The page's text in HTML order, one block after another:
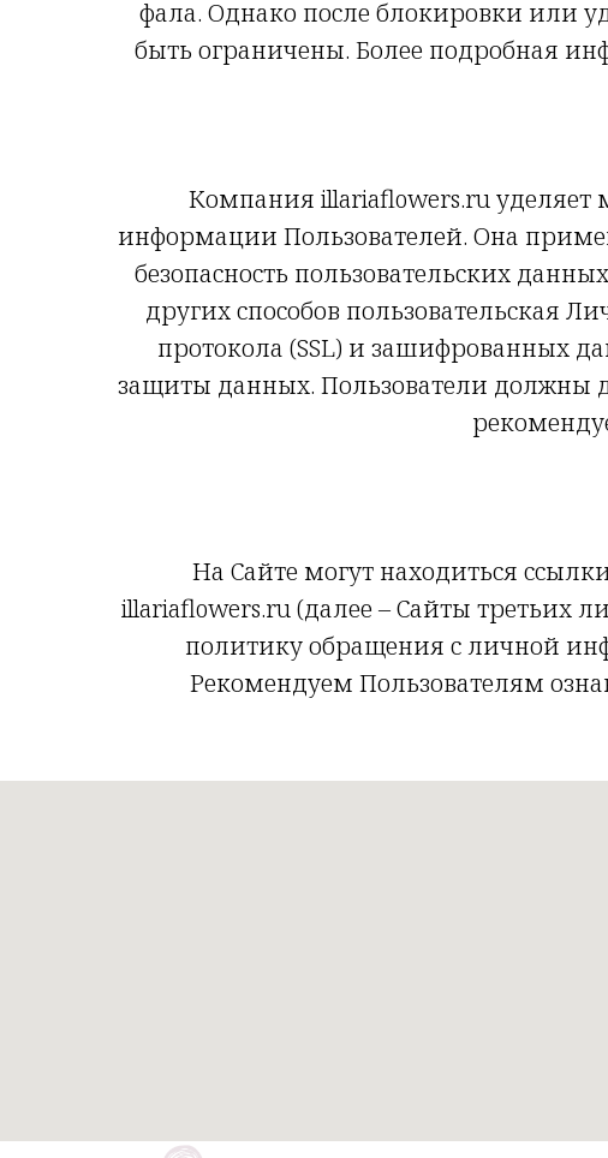
фала. Однако после блокировки или
быть ограничены. Более подробная
Компания illariaflowers.ru​
информации Пользователей. Она
безопасность пользовательских
других способов
протокола (SSL) и зашифрованных
защиты данных. Пользователи должны
На Сайте могут находиться
illariaflowers.ru (далее – Сайты третьих
политику обращения с личной
Рекомендуем Пользователям